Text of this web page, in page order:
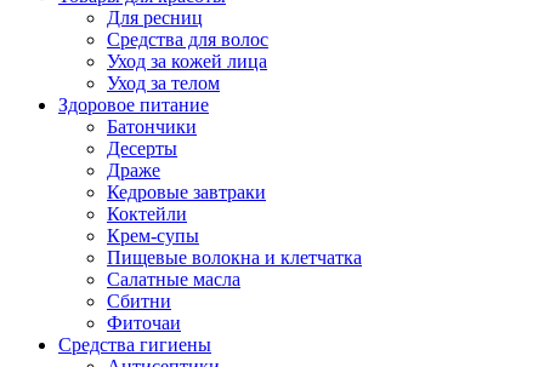
Для ресниц
Средства для волос
Уход за кожей лица
Уход за телом
Здоровое питание
Батончики
Десерты
Драже
Кедровые завтраки
Коктейли
Крем-супы
Пищевые волокна и клетчатка
Салатные масла
Сбитни
Фиточаи
Средства гигиены